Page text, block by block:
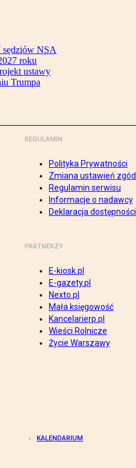
sędziów NSA
roku
ustawy
Trumpa
REGULAMIN
Polityka Prywatności
Zmiana ustawień zgód
Regulamin serwisu
Informacje o nadawcy
Deklaracja dostępności
PARTNERZY
E-kiosk.pl
E-gazety.pl
Nexto.pl
Mała księgowość
Kancelarierp.pl
Wieści Rolnicze
Życie Warszawy
KALENDARIUM